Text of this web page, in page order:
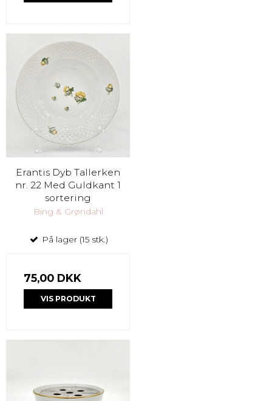
Erantis Dyb Tallerken
nr. 22 Med Guldkant 1
sortering
Bing & Grøndahl
På lager (15 stk.)
75,00 DKK
VIS PRODUKT